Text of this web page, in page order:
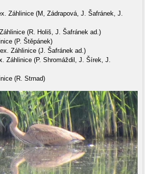
Záhlinice (M, Zádrapová, J. Šafránek, J.
(R. Holiš, J. Šafránek ad.)
(P. Štěpánek)
Záhlinice (J. Šafránek ad.)
Záhlinice (P. Shromáždil, J. Šírek, J.
(R. Strnad)